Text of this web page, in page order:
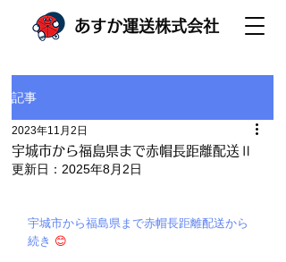
あすか運送株式会社
記事
宇城市から福島県まで赤帽長距離配送Ⅱ
2023年11月2日
更新日： 2025年8月2日
宇城市から福島県まで赤帽長距離配送から
続き 😊